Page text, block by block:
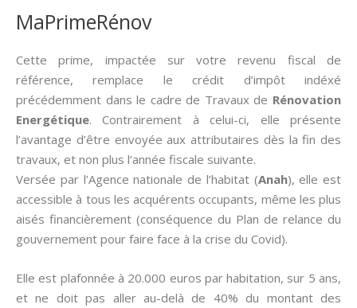
MaPrimeRénov
Cette prime, impactée sur votre revenu fiscal de
référence, remplace le crédit d’impôt indéxé
précédemment dans le cadre de Travaux de Rénovation
Energétique. Contrairement à celui-ci, elle présente
l’avantage d’être envoyée aux attributaires dès la fin des
travaux, et non plus l’année fiscale suivante.
Versée par l’Agence nationale de l’habitat (Anah), elle est
accessible à tous les acquérents occupants, même les plus
aisés financièrement (conséquence du Plan de relance du
gouvernement pour faire face à la crise du Covid).
Elle est plafonnée à 20.000 euros par habitation, sur 5 ans,
et ne doit pas aller au-delà de 40% du montant des